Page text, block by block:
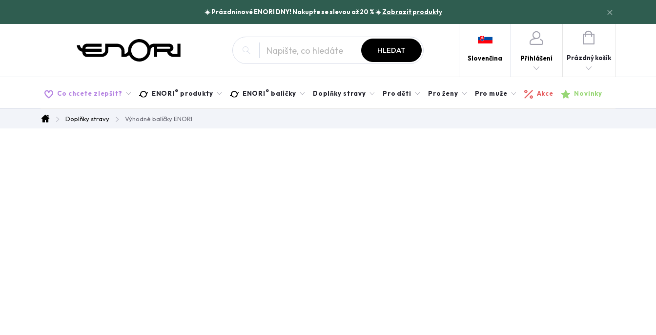
na
☀️ Prázdninové ENORI DNY! Nakupte se slevou až 20 % ☀️Zobrazit produkty
HLEDAT
Slovenčina Přihlášení
NÁKUPNÍ
Prázdný košík
Co chcete zlepšit? ENORI ® produkty ENORI ® balíčky Doplňky stravy Pro děti Pro ženy Pro muže Akce Novinky
Domů
Doplňky stravy Výhodné balíčky ENORI